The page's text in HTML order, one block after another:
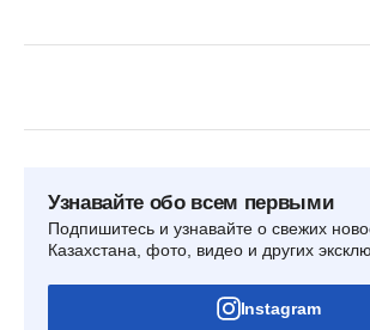
Узнавайте обо всем первыми
Подпишитесь и узнавайте о свежих
Казахстана, фото, видео и других
Instagram